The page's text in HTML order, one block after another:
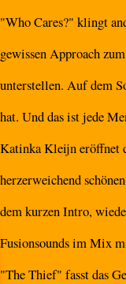
"Who Cares?" klingt
gewissen Approach
unterstellen. Auf dem
hat. Und das ist jede
Katinka Kleijn eröffnet
herzerweichend
dem kurzen Intro,
Fusionsounds im Mix
"The Thief" fasst das